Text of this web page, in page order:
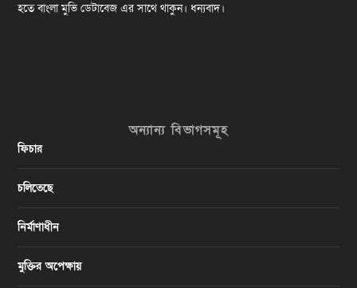
হতে বাংলা মুভি ডেটাবেজ এর সাথে থাকুন। ধন্যবাদ।
অন্যান্য বিভাগসমূহ
ফিচার
চলিতেছে
নির্মাণাধীন
মুক্তির অপেক্ষায়